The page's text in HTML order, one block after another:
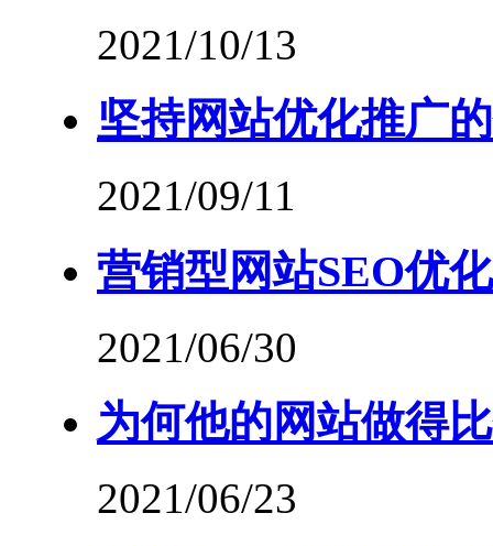
2021/10/13
坚持网站优化推广
2021/09/11
营销型网站SEO优化
2021/06/30
为何他的网站做得
2021/06/23